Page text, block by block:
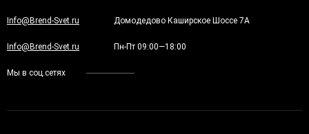
Info@Brend-Svet.ru Домодедово Каширское Шоссе 7А
Info@Brend-Svet.ru Пн-Пт 09:00—18:00
Мы в соц.сетях